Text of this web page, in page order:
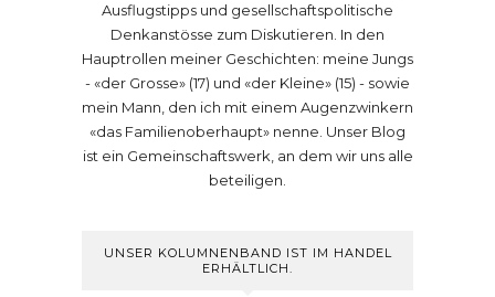
Ausflugstipps und gesellschaftspolitische
Denkanstösse zum Diskutieren. In den
Hauptrollen meiner Geschichten: meine Jungs
- «der Grosse» (17) und «der Kleine» (15) - sowie
mein Mann, den ich mit einem Augenzwinkern
«das Familienoberhaupt» nenne. Unser Blog
ist ein Gemeinschaftswerk, an dem wir uns alle
beteiligen.
UNSER KOLUMNENBAND IST IM HANDEL
ERHÄLTLICH.